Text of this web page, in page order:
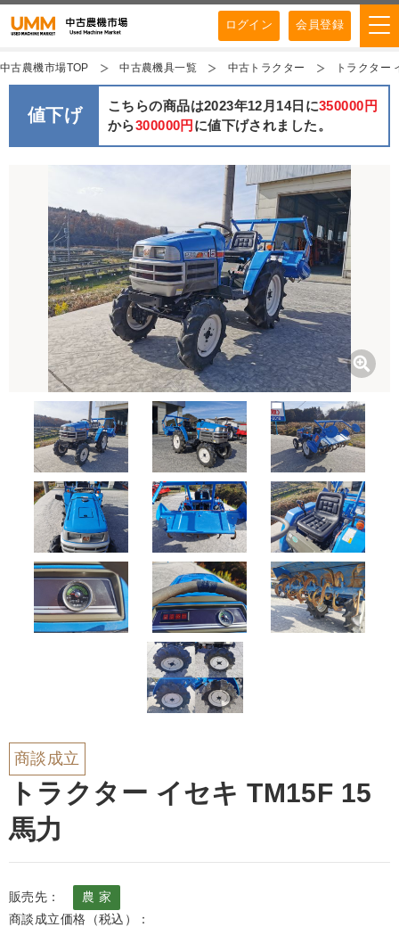
ログイン 会員登録
中古農機市場TOP 中古農機具一覧 中古トラクター トラクター
値下げ こちらの商品は2023年12月14日に350000円
から300000円 に値下げされました。
商談成立
トラクター イセキ TM15F 15
馬力
販売先：
農 家
商談成立価格（税込）：